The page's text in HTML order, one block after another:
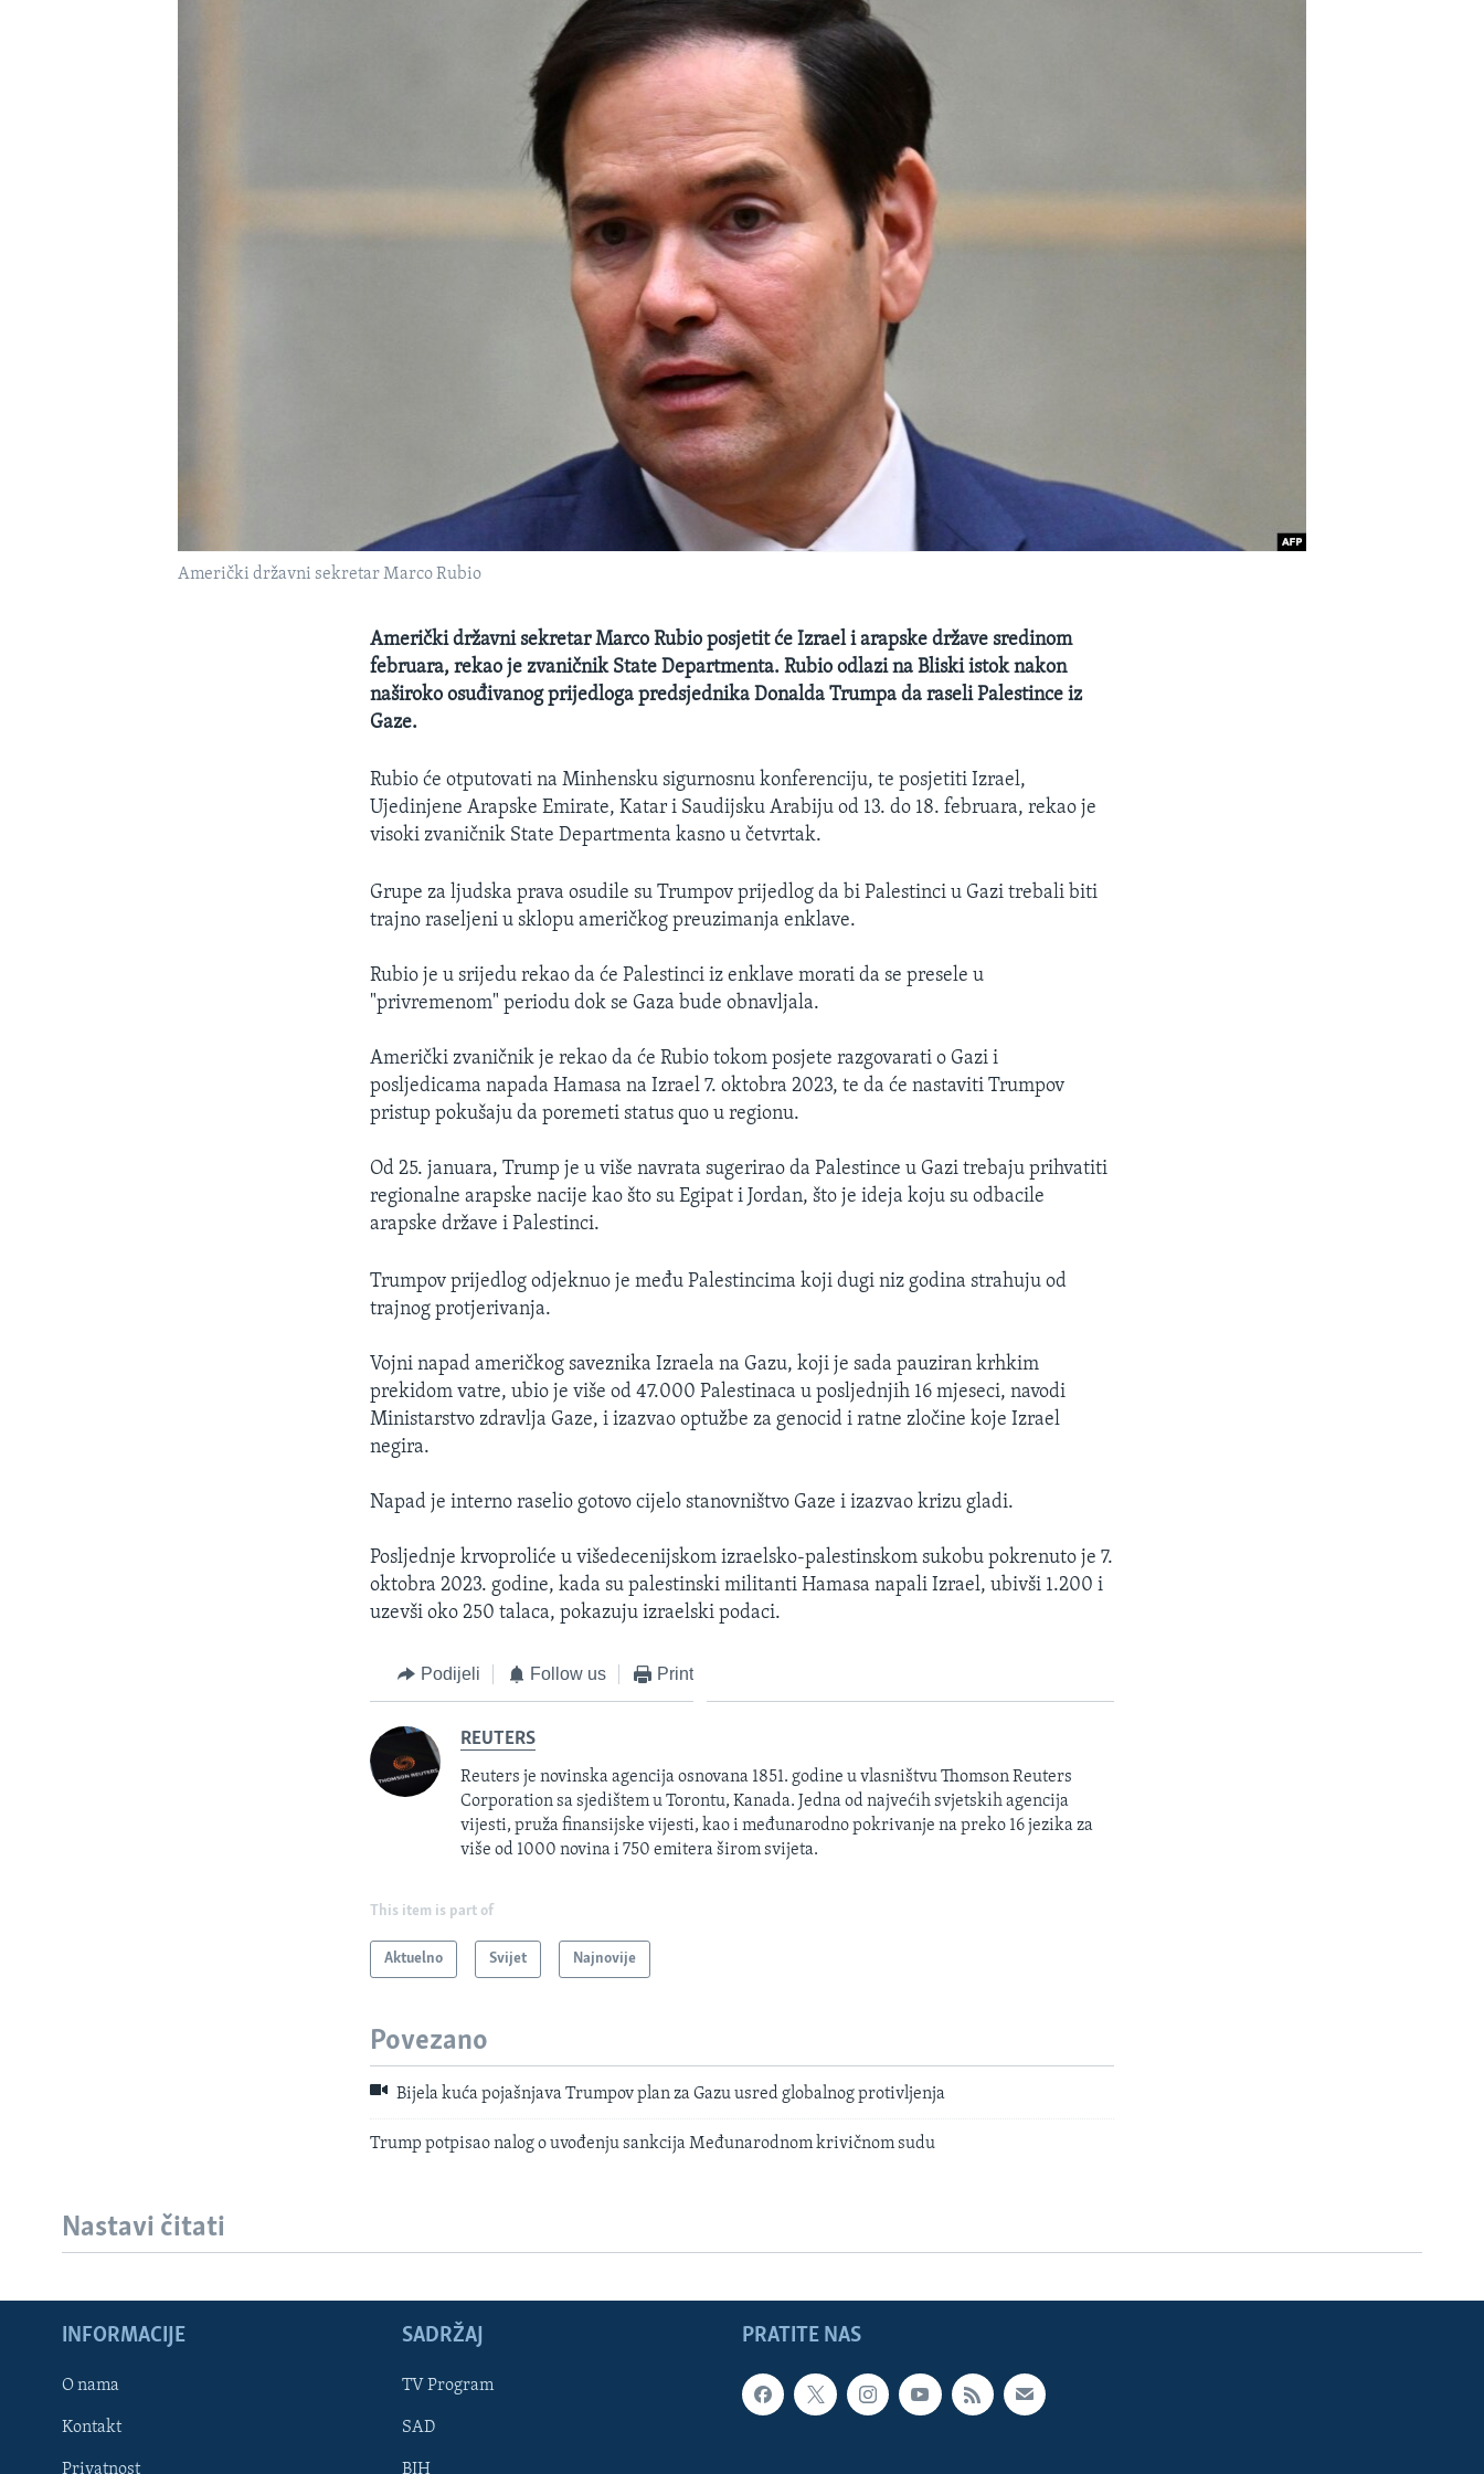
Learning English
Američki državni sekretar Marco Rubio
Američki državni sekretar Marco Rubio posjetit će Izrael i arapske države sredinom
februara, rekao je zvaničnik State Departmenta. Rubio odlazi na Bliski istok nakon
naširoko osuđivanog prijedloga predsjednika Donalda Trumpa da raseli Palestince iz
Gaze.
Rubio će otputovati na Minhensku sigurnosnu konferenciju, te posjetiti Izrael,
Ujedinjene Arapske Emirate, Katar i Saudijsku Arabiju od 13. do 18. februara, rekao je
visoki zvaničnik State Departmenta kasno u četvrtak.
Grupe za ljudska prava osudile su Trumpov prijedlog da bi Palestinci u Gazi trebali biti
trajno raseljeni u sklopu američkog preuzimanja enklave.
Rubio je u srijedu rekao da će Palestinci iz enklave morati da se presele u
"privremenom" periodu dok se Gaza bude obnavljala.
Američki zvaničnik je rekao da će Rubio tokom posjete razgovarati o Gazi i
posljedicama napada Hamasa na Izrael 7. oktobra 2023, te da će nastaviti Trumpov
pristup pokušaju da poremeti status quo u regionu.
Od 25. januara, Trump je u više navrata sugerirao da Palestince u Gazi trebaju prihvatiti
regionalne arapske nacije kao što su Egipat i Jordan, što je ideja koju su odbacile
arapske države i Palestinci.
Trumpov prijedlog odjeknuo je među Palestincima koji dugi niz godina strahuju od
trajnog protjerivanja.
Vojni napad američkog saveznika Izraela na Gazu, koji je sada pauziran krhkim
prekidom vatre, ubio je više od 47.000 Palestinaca u posljednjih 16 mjeseci, navodi
Ministarstvo zdravlja Gaze, i izazvao optužbe za genocid i ratne zločine koje Izrael
negira.
Napad je interno raselio gotovo cijelo stanovništvo Gaze i izazvao krizu gladi.
Posljednje krvoproliće u višedecenijskom izraelsko-palestinskom sukobu pokrenuto je 7.
oktobra 2023. godine, kada su palestinski militanti Hamasa napali Izrael, ubivši 1.200 i
uzevši oko 250 talaca, pokazuju izraelski podaci.
Podijeli Follow us Print
REUTERS
Reuters je novinska agencija osnovana 1851. godine u vlasništvu Thomson Reuters
Corporation sa sjedištem u Torontu, Kanada. Jedna od najvećih svjetskih agencija
vijesti, pruža finansijske vijesti, kao i međunarodno pokrivanje na preko 16 jezika za
više od 1000 novina i 750 emitera širom svijeta.
This item is part of
Aktuelno Svijet Najnovije
Povezano
Bijela kuća pojašnjava Trumpov plan za Gazu usred globalnog protivljenja
Trump potpisao nalog o uvođenju sankcija Međunarodnom krivičnom sudu
Nastavi čitati
PRATITE NAS
INFORMACIJE
O nama
Kontakt
Privatnost
SADRŽAJ
TV Program
SAD
BIH